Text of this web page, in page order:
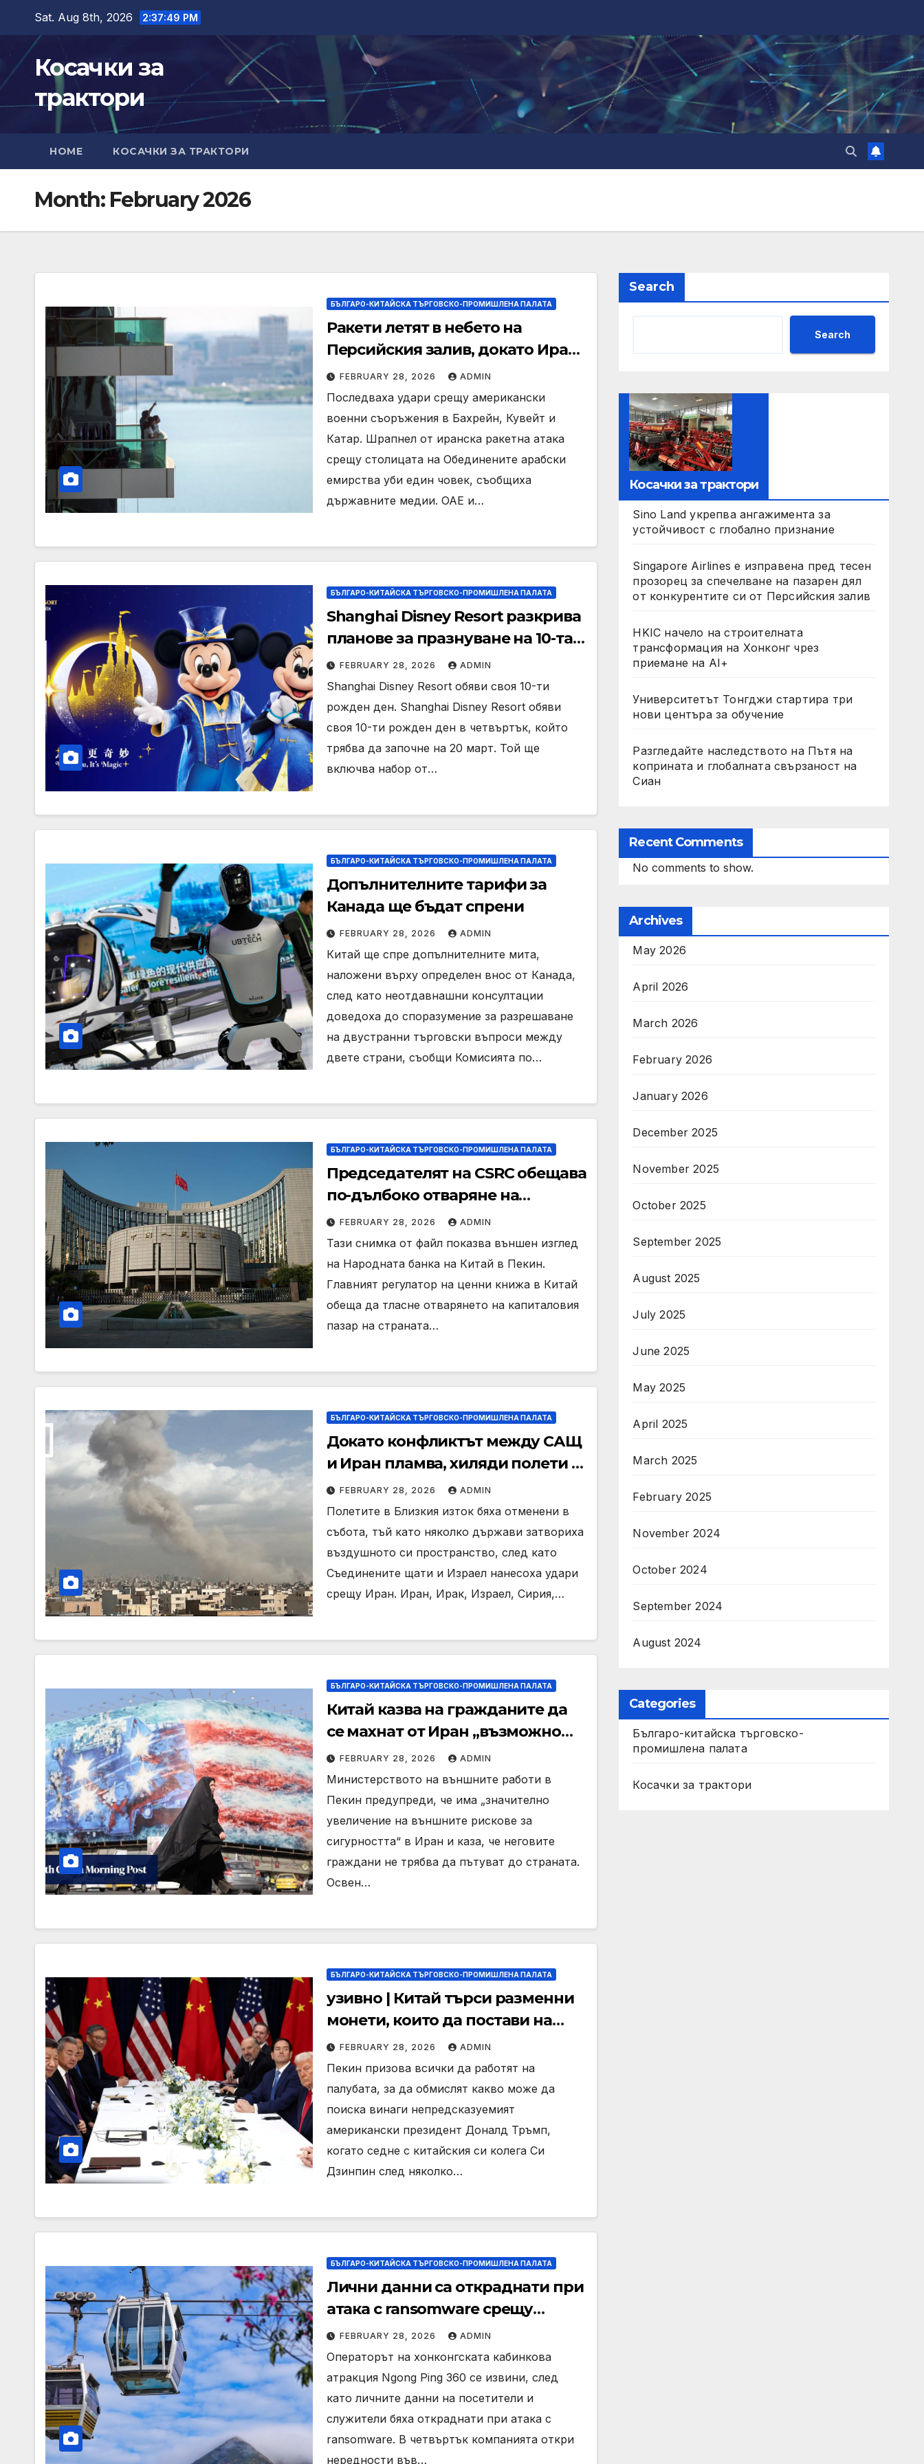
content
Sat. Aug 8th, 2026 2:37:51 PM
Косачки за
трактори
HOME КОСАЧКИ ЗА ТРАКТОРИ
Month: February 2026
БЪЛГАРО-КИТАЙСКА ТЪРГОВСКО-ПРОМИШЛЕНА ПАЛАТА
Ракети летят в небето на
Персийския залив, докато Иран
отговаря на атаката на САЩ и
Израел
FEBRUARY 28, 2026 ADMIN
Последваха удари срещу американски
военни съоръжения в Бахрейн, Кувейт и
Катар. Шрапнел от иранска ракетна атака
срещу столицата на Обединените арабски
емирства уби един човек, съобщиха
държавните медии. ОАЕ и…
БЪЛГАРО-КИТАЙСКА ТЪРГОВСКО-ПРОМИШЛЕНА ПАЛАТА
Shanghai Disney Resort разкрива
планове за празнуване на 10-та
годишнина
FEBRUARY 28, 2026 ADMIN
Shanghai Disney Resort обяви своя 10-ти
рожден ден. Shanghai Disney Resort обяви
своя 10-ти рожден ден в четвъртък, който
трябва да започне на 20 март. Той ще
включва набор от…
БЪЛГАРО-КИТАЙСКА ТЪРГОВСКО-ПРОМИШЛЕНА ПАЛАТА
Допълнителните тарифи за
Канада ще бъдат спрени
FEBRUARY 28, 2026 ADMIN
Китай ще спре допълнителните мита,
наложени върху определен внос от Канада,
след като неотдавнашни консултации
доведоха до споразумение за разрешаване
на двустранни търговски въпроси между
двете страни, съобщи Комисията по…
БЪЛГАРО-КИТАЙСКА ТЪРГОВСКО-ПРОМИШЛЕНА ПАЛАТА
Председателят на CSRC обещава
по-дълбоко отваряне на
капиталовия пазар, реформи на
STAR Market и ChiNext
FEBRUARY 28, 2026 ADMIN
Тази снимка от файл показва външен изглед
на Народната банка на Китай в Пекин.
Главният регулатор на ценни книжа в Китай
обеща да тласне отварянето на капиталовия
пазар на страната…
БЪЛГАРО-КИТАЙСКА ТЪРГОВСКО-ПРОМИШЛЕНА ПАЛАТА
Докато конфликтът между САЩ
и Иран пламва, хиляди полети в
Близкия изток са отменени,
въздушното пространство е
затворено
FEBRUARY 28, 2026 ADMIN
Полетите в Близкия изток бяха отменени в
събота, тъй като няколко държави затвориха
въздушното си пространство, след като
Съединените щати и Израел нанесоха удари
срещу Иран. Иран, Ирак, Израел, Сирия,…
БЪЛГАРО-КИТАЙСКА ТЪРГОВСКО-ПРОМИШЛЕНА ПАЛАТА
Китай казва на гражданите да
се махнат от Иран „възможно
най-скоро“, тъй като страховете
от удар на САЩ нарастват
FEBRUARY 28, 2026 ADMIN
Министерството на външните работи в
Пекин предупреди, че има „значително
увеличение на външните рискове за
сигурността“ в Иран и каза, че неговите
граждани не трябва да пътуват до страната.
Освен…
БЪЛГАРО-КИТАЙСКА ТЪРГОВСКО-ПРОМИШЛЕНА ПАЛАТА
узивно | Китай търси разменни
монети, които да постави на
масата на срещата на върха
между Тръмп и Си: източници
FEBRUARY 28, 2026 ADMIN
Пекин призова всички да работят на
палубата, за да обмислят какво може да
поиска винаги непредсказуемият
американски президент Доналд Тръмп,
когато седне с китайския си колега Си
Дзинпин след няколко…
БЪЛГАРО-КИТАЙСКА ТЪРГОВСКО-ПРОМИШЛЕНА ПАЛАТА
Лични данни са откраднати при
атака с ransomware срещу
атракция Ngong Ping 360 в
Хонконг
FEBRUARY 28, 2026 ADMIN
Операторът на хонконгската кабинкова
атракция Ngong Ping 360 се извини, след
като личните данни на посетители и
служители бяха откраднати при атака с
ransomware. В четвъртък компанията откри
нередности във…
Search
Search
Косачки за трактори
Sino Land укрепва ангажимента за
устойчивост с глобално признание
Singapore Airlines е изправена пред тесен
прозорец за спечелване на пазарен дял
от конкурентите си от Персийския залив
HKIC начело на строителната
трансформация на Хонконг чрез
приемане на AI+
Университетът Тонгджи стартира три
нови центъра за обучение
Разгледайте наследството на Пътя на
коприната и глобалната свързаност на
Сиан
Recent Comments
No comments to show.
Archives
May 2026
April 2026
March 2026
February 2026
January 2026
December 2025
November 2025
October 2025
September 2025
August 2025
July 2025
June 2025
May 2025
April 2025
March 2025
February 2025
November 2024
October 2024
September 2024
August 2024
Categories
Българо-китайска търговско-
промишлена палата
Косачки за трактори